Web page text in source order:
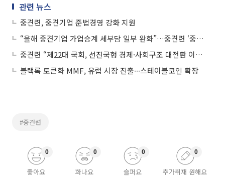
관련 뉴스
중견련, 중견기업 준법경영 강화 지원
“올해 중견기업 가업승계 세부담 일부 완화”…중견련 ‘중견기업 지원시책’ 발간
중견련 “제22대 국회, 선진국형 경제·사회구조 대전환 이뤄내야”
블랙록 토큰화 MMF, 유럽 시장 진출∙∙∙스테이블코인 확장
#중견련
좋아요
0
화나요
0
슬퍼요
0
추가취재 원해요
0